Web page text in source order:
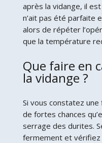
après la vidange, il
n’ait pas été parfaite
alors de répéter
que la température
Que faire en
la vidange ?
Si vous constatez
de fortes chances
serrage des durites.
fermement et vérifiez